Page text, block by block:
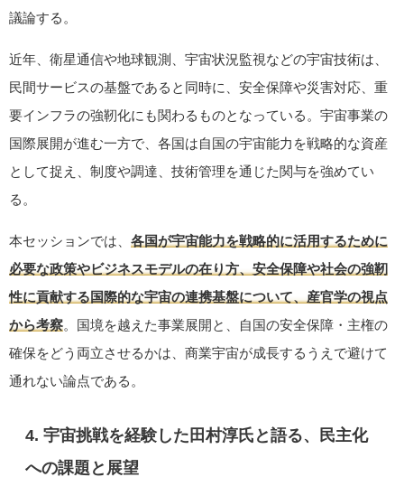
議論する。
近年、衛星通信や地球観測、宇宙状況監視などの宇宙技術は、
民間サービスの基盤であると同時に、安全保障や災害対応、重
要インフラの強靭化にも関わるものとなっている。宇宙事業の
国際展開が進む一方で、各国は自国の宇宙能力を戦略的な資産
として捉え、制度や調達、技術管理を通じた関与を強めてい
る。
本セッションでは、 各国が宇宙能力を戦略的に活用するために
必要な政策やビジネスモデルの在り方、安全保障や社会の強靭
性に貢献する国際的な宇宙の連携基盤について、産官学の視点
から考察 。国境を越えた事業展開と、自国の安全保障・主権の
確保をどう両立させるかは、商業宇宙が成長するうえで避けて
通れない論点である。
4. 宇宙挑戦を経験した田村淳氏と語る、民主化
への課題と展望